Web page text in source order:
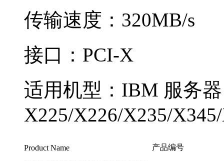
传输速度：320MB/s
接口：PCI-X
适用机型：IBM 服务器
X225/X226/X235/
Product Name 产品编号